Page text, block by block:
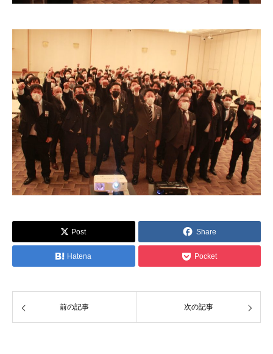
Post Share
Hatena Pocket
前の記事 次の記事